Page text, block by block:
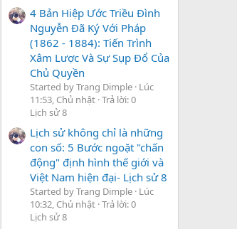
4 Bản Hiệp Ước Triều Đình
Nguyễn Đã Ký Với Pháp
(1862 - 1884): Tiến Trình
Xâm Lược Và Sự Sụp Đổ Của
Chủ Quyền
Started by Trang Dimple Lúc
11:53, Chủ nhật Trả lời: 0
Lịch sử 8
Lịch sử không chỉ là những
con số: 5 Bước ngoặt "chấn
động" định hình thế giới và
Việt Nam hiện đại- Lịch sử 8
Started by Trang Dimple Lúc
10:32, Chủ nhật Trả lời: 0
Lịch sử 8